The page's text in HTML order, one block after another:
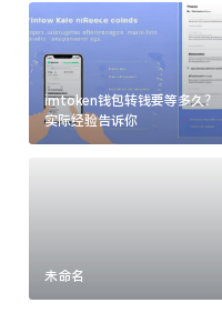
imtoken钱包转钱要等多久？
实际经验告诉你
未命名